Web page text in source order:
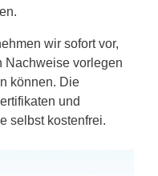
wir sofort vor,
Nachweise vorlegen
können. Die
und
selbst kostenfrei.